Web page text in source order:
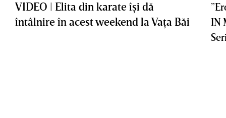
VIDEO | Elita din karate îşi dă
întâlnire în acest weekend la Vaţa Băi
IN